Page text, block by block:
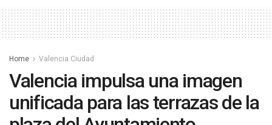
Home Valencia Ciudad
Valencia impulsa una imagen
unificada para las terrazas de la